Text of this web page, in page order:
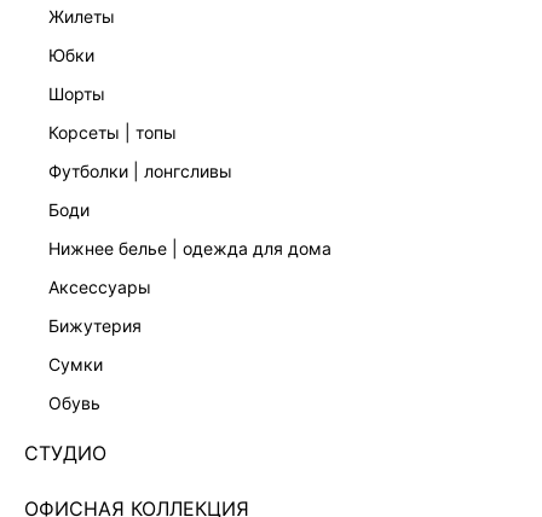
жилеты
юбки
шорты
корсеты | топы
футболки | лонгсливы
боди
нижнее белье | одежда для дома
аксессуары
бижутерия
сумки
обувь
СТУДИО
ОФИСНАЯ КОЛЛЕКЦИЯ
НАТУРАЛЬНЫЙ ЛЕН
ПЛАТЬЕ МАКСИ ИЗ ЛЬНА И ВИСКОЗЫ
5255624527-50
Нет в наличии